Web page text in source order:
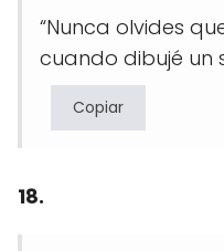
“Nunca olvides
cuando dibujé un
Copiar
18.